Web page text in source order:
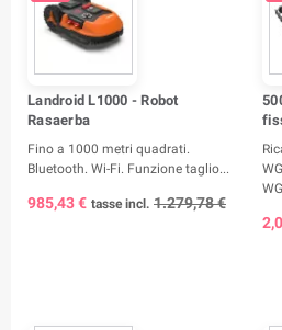
Landroid L1000 - Robot
Rasaerba
Fino a 1000 metri quadrati.
Bluetooth. Wi-Fi. Funzione taglio...
985,43 € tasse incl. 1.279,78 €